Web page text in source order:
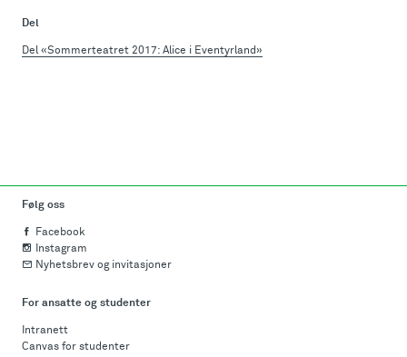
Del
Del «Sommerteatret 2017: Alice i Eventyrland»
Følg oss
Facebook
Instagram
Nyhetsbrev og invitasjoner
For ansatte og studenter
Intranett
Canvas for studenter